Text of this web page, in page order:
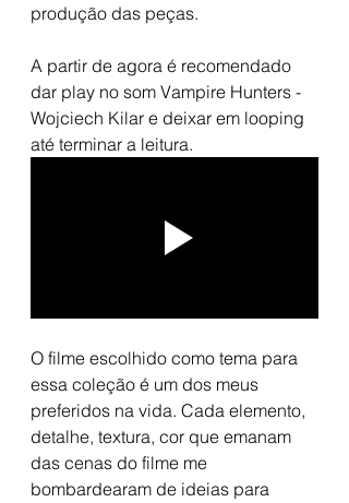
produção das peças.
A partir de agora é recomendado
dar play no som Vampire Hunters -
Wojciech Kilar e deixar em looping
até terminar a leitura.
O filme escolhido como tema para
essa coleção é um dos meus
preferidos na vida. Cada elemento,
detalhe, textura, cor que emanam
das cenas do filme me
bombardearam de ideias para